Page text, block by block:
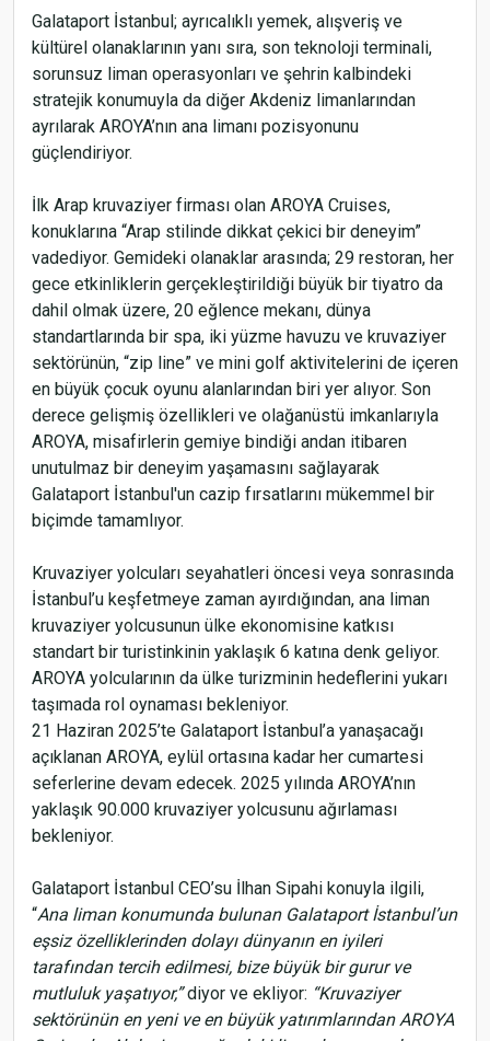
Galataport İstanbul; ayrıcalıklı yemek, alışveriş ve
kültürel olanaklarının yanı sıra, son teknoloji terminali,
sorunsuz liman operasyonları ve şehrin kalbindeki
stratejik konumuyla da diğer Akdeniz limanlarından
ayrılarak AROYA’nın ana limanı pozisyonunu
güçlendiriyor.
İlk Arap kruvaziyer firması olan AROYA Cruises,
konuklarına “Arap stilinde dikkat çekici bir deneyim”
vadediyor. Gemideki olanaklar arasında; 29 restoran, her
gece etkinliklerin gerçekleştirildiği büyük bir tiyatro da
dahil olmak üzere, 20 eğlence mekanı, dünya
standartlarında bir spa, iki yüzme havuzu ve kruvaziyer
sektörünün, “zip line” ve mini golf aktivitelerini de içeren
en büyük çocuk oyunu alanlarından biri yer alıyor. Son
derece gelişmiş özellikleri ve olağanüstü imkanlarıyla
AROYA, misafirlerin gemiye bindiği andan itibaren
unutulmaz bir deneyim yaşamasını sağlayarak
Galataport İstanbul'un cazip fırsatlarını mükemmel bir
biçimde tamamlıyor.
Kruvaziyer yolcuları seyahatleri öncesi veya sonrasında
İstanbul’u keşfetmeye zaman ayırdığından, ana liman
kruvaziyer yolcusunun ülke ekonomisine katkısı
standart bir turistinkinin yaklaşık 6 katına denk geliyor.
AROYA yolcularının da ülke turizminin hedeflerini yukarı
taşımada rol oynaması bekleniyor.
21 Haziran 2025’te Galataport İstanbul’a yanaşacağı
açıklanan AROYA, eylül ortasına kadar her cumartesi
seferlerine devam edecek. 2025 yılında AROYA’nın
yaklaşık 90.000 kruvaziyer yolcusunu ağırlaması
bekleniyor.
Galataport İstanbul CEO’su İlhan Sipahi konuyla ilgili,
“Ana liman konumunda bulunan Galataport İstanbul’un
eşsiz özelliklerinden dolayı dünyanın en iyileri
tarafından tercih edilmesi, bize büyük bir gurur ve
mutluluk yaşatıyor,”diyor ve ekliyor: “Kruvaziyer
sektörünün en yeni ve en büyük yatırımlarından AROYA